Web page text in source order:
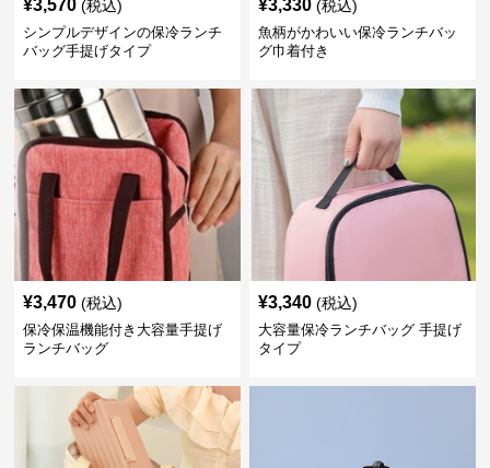
¥3,570 (税込)
シンプルデザインの保冷ランチ
バッグ手提げタイプ
¥3,330 (税込)
魚柄がかわいい保冷ランチバッ
グ巾着付き
¥3,470 (税込)
保冷保温機能付き大容量手提げ
ランチバッグ
¥3,340 (税込)
大容量保冷ランチバッグ 手提げ
タイプ